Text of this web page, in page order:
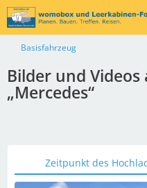
Basisfahrzeug
Bilder und
„Mercedes“
Zeitpunkt des